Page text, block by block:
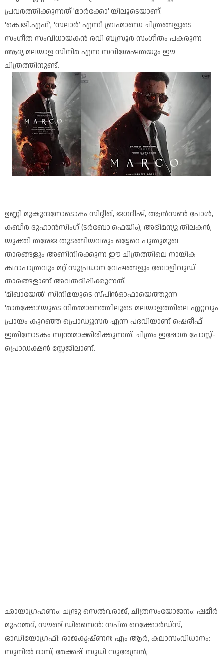
പ്രവർത്തിക്കുന്നത് 'മാർക്കോ' യിലൂടെയാണ്.
‘കെ.ജി.എഫ്’, ‘സലാർ’ എന്നീ ബ്രഹ്മാണ്ഡ ചിത്രങ്ങളുടെ
സംഗീത സംവിധായകൻ രവി ബസ്രൂർ സംഗീതം പകരുന്ന
ആദ്യ മലയാള സിനിമ എന്ന സവിശേഷതയും ഈ
ചിത്രത്തിനുണ്ട്.
ഉണ്ണി മുകുന്ദനോടൊപ്പം സിദ്ദീഖ്, ജഗദീഷ്, ആൻസൺ പോൾ,
കബീർ ദുഹാൻസിംഗ് (ടർബോ ഫെയിം), അഭിമന്യു തിലകൻ,
യുക്തി തരേജ തുടങ്ങിയവരും ഒട്ടേറെ പുതുമുഖ
താരങ്ങളും അണിനിരക്കുന്ന ഈ ചിത്രത്തിലെ നായിക
കഥാപാത്രവും മറ്റ് സുപ്രധാന വേഷങ്ങളും ബോളിവുഡ്
താരങ്ങളാണ് അവതരിപ്പിക്കുന്നത്.
‘മിഖായേൽ’ സിനിമയുടെ സ്പിൻഓഫായെത്തുന്ന
‘മാർക്കോ’യുടെ നിർമ്മാണത്തിലൂടെ മലയാളത്തിലെ ഏറ്റവും
പ്രായം കുറഞ്ഞ പ്രൊഡ്യൂസർ എന്ന പദവിയാണ് ഷെരീഫ്
ഇതിനോടകം സ്വന്തമാക്കിരിക്കുന്നത്. ചിത്രം ഇപ്പോൾ പോസ്റ്റ്-
പ്രൊഡക്ഷൻ സ്റ്റേജിലാണ്.
ഛായാഗ്രഹണം: ചന്ദ്രു സെൽവരാജ്, ചിത്രസംയോജനം: ഷമീർ
മുഹമ്മദ്, സൗണ്ട് ഡിസൈൻ: സപ്ത റെക്കോർഡ്സ്,
ഓഡിയോഗ്രഫി: രാജകൃഷ്ണൻ എം ആർ, കലാസംവിധാനം:
സുനിൽ ദാസ്, മേക്കപ്പ്: സുധി സുരേന്ദ്രൻ,